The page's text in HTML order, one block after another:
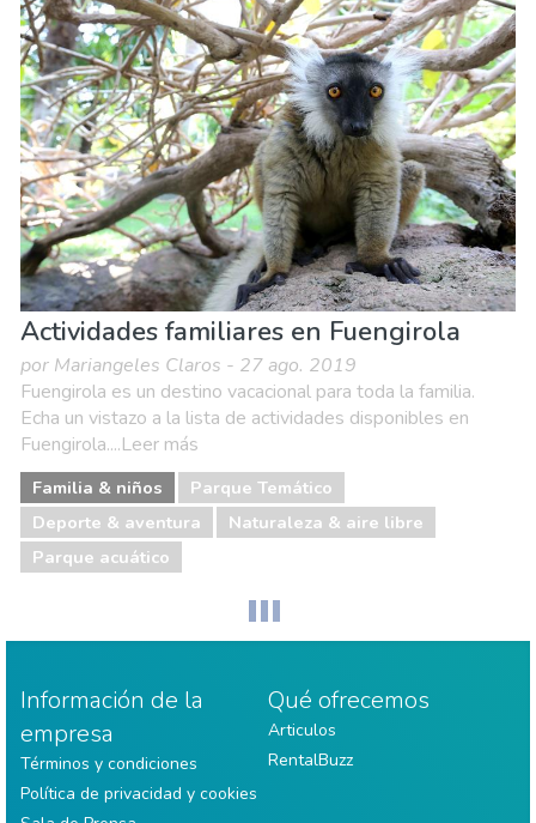
Actividades familiares en Fuengirola
por Mariangeles Claros - 27 ago. 2019
Fuengirola es un destino vacacional para toda la familia.
Echa un vistazo a la lista de actividades disponibles en
Fuengirola....Leer más
Familia & niños
Parque Temático
Deporte & aventura
Naturaleza & aire libre
Parque acuático
Información de la
empresa
Términos y condiciones
Política de privacidad y cookies
Qué ofrecemos
Articulos
RentalBuzz